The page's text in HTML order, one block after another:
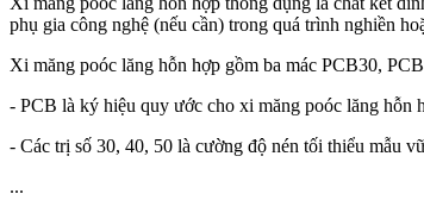
phụ gia công nghệ (nếu cần) trong quá trình nghiền
Xi măng poóc lăng hỗn hợp gồm ba mác PCB30,
- PCB là ký hiệu quy ước cho xi măng poóc lăng hỗn
- Các trị số 30, 40, 50 là cường độ nén tối thiểu mẫu
...